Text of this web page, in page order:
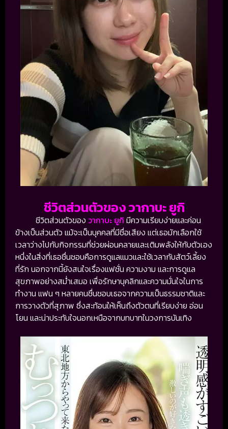
ชีวิตส่วนตัวของ วากาบะ ยูกิ
ชีวิตส่วนตัวของ วากาบะ ยูกิ มีความเรียบง่ายและค่อน
ข้างเป็นส่วนตัว แม้จะเป็นบุคคลที่มีชื่อเสียง แต่เธอมักเลือกใช้
เวลาว่างไปกับกิจกรรมที่ช่วยผ่อนคลายและเติมพลังให้กับตัวเอง
หนึ่งในสิ่งที่เธอชื่นชอบคือการดูแลแมวและใช้เวลากับสัตว์เลี้ยง
ที่รัก นอกจากนี้ยังสนใจเรื่องแฟชั่น ความงาม และการดูแล
สุขภาพอย่างสม่ำเสมอ เพื่อรักษาบุคลิกและความมั่นใจในการ
ทำงาน แฟน ๆ หลายคนชื่นชอบเธอจากความเป็นธรรมชาติและ
การวางตัวที่สุภาพ ซึ่งสะท้อนให้เห็นถึงตัวตนที่เรียบง่าย อ่อน
โยน และน่าประทับใจนอกเหนือจากบทบาทในวงการบันเทิง